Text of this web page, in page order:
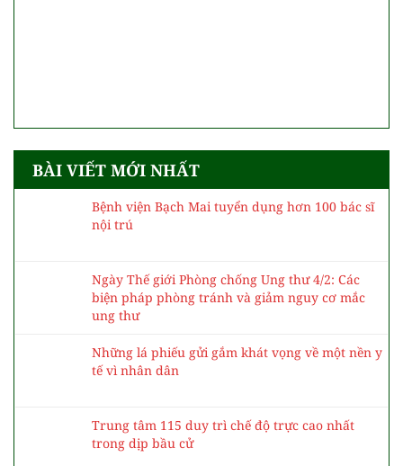
BÀI VIẾT MỚI NHẤT
Bệnh viện Bạch Mai tuyển dụng hơn 100 bác sĩ
nội trú
Ngày Thế giới Phòng chống Ung thư 4/2: Các
biện pháp phòng tránh và giảm nguy cơ mắc
ung thư
Những lá phiếu gửi gắm khát vọng về một nền y
tế vì nhân dân
Trung tâm 115 duy trì chế độ trực cao nhất
trong dịp bầu cử